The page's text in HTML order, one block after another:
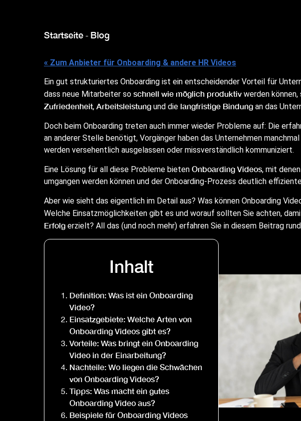
Startseite - Blog
« Zum Anbieter für Onboarding & andere HR Videos
Ein gut strukturiertes Onboarding ist ein entscheidender Vorteil für
dass neue Mitarbeiter so schnell wie möglich produktiv werden
Zufriedenheit, Arbeitsleistung und die langfristige Bindung an das
Doch beim Onboarding treten auch immer wieder Probleme auf: Die
an anderer Stelle benötigt, Vorgänger haben das Unternehmen
werden versehentlich ausgelassen oder missverständlich kommuniziert.
Eine Lösung für all diese Probleme bieten Onboarding Videos, mit
umgangen werden können und der Onboarding-Prozess deutlich
Aber wie sieht das eigentlich im Detail aus? Was können Onboarding
Welche Einsatzmöglichkeiten gibt es und worauf sollten Sie achten,
Erfolg erzielt? All das (und noch mehr) erfahren Sie in diesem Beitrag
Inhalt
Definition: Was ist ein Onboarding
Video?
Einsatzgebiete: Welche Arten von
Onboarding Videos gibt es?
Vorteile: Was bringt ein Onboarding
Video in der Einarbeitung?
Nachteile: Wo liegen die Schwächen
von Onboarding Videos?
Tipps: Was macht ein gutes
Onboarding Video aus?
Beispiele für Onboarding Videos